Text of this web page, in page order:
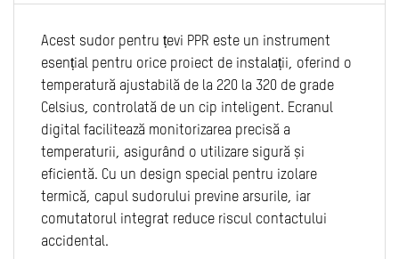
Acest sudor pentru țevi PPR este un instrument
esențial pentru orice proiect de instalații, oferind o
temperatură ajustabilă de la 220 la 320 de grade
Celsius, controlată de un cip inteligent. Ecranul
digital facilitează monitorizarea precisă a
temperaturii, asigurând o utilizare sigură și
eficientă. Cu un design special pentru izolare
termică, capul sudorului previne arsurile, iar
comutatorul integrat reduce riscul contactului
accidental.